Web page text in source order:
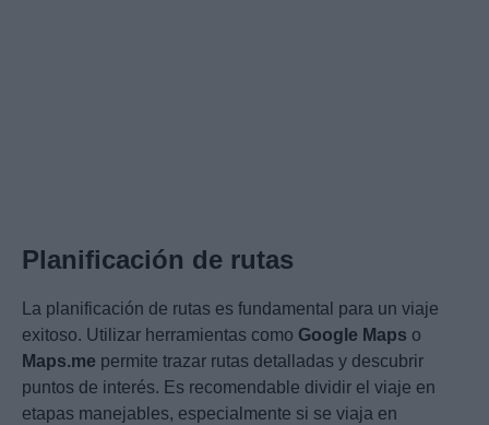
Planificación de rutas
La planificación de rutas es fundamental para un viaje
exitoso. Utilizar herramientas como Google Maps o
Maps.me permite trazar rutas detalladas y descubrir
puntos de interés. Es recomendable dividir el viaje en
etapas manejables, especialmente si se viaja en